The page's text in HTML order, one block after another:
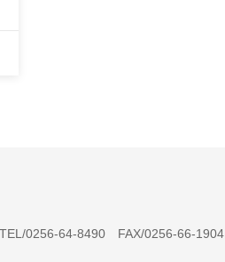
0256-64-8490 FAX/0256-66-1904